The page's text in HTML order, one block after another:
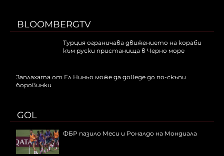
BLOOMBERGTV
Турция ограничава движението на кораби
към руски пристанища в Черно море
Заплахата от Ел Ниньо може да доведе до по-скъпи
боровинки
GOL
ФБР пазило Меси и Роналдо на Мондиала